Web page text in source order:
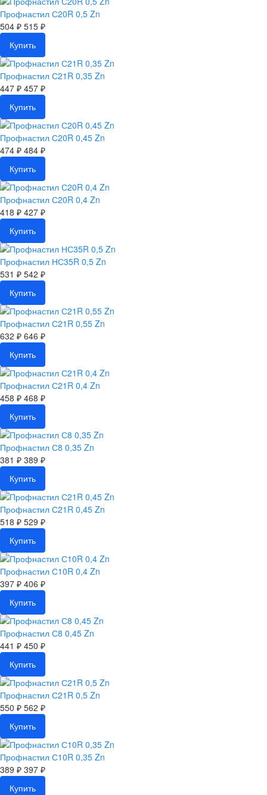
Профнастил С20R 0,5 Zn
504 ₽ 515 ₽
Купить
Профнастил С21R 0,35 Zn
447 ₽ 457 ₽
Купить
Профнастил С20R 0,45 Zn
474 ₽ 484 ₽
Купить
Профнастил С20R 0,4 Zn
418 ₽ 427 ₽
Купить
Профнастил НС35R 0,5 Zn
531 ₽ 542 ₽
Купить
Профнастил С21R 0,55 Zn
632 ₽ 646 ₽
Купить
Профнастил С21R 0,4 Zn
458 ₽ 468 ₽
Купить
Профнастил С8 0,35 Zn
381 ₽ 389 ₽
Купить
Профнастил С21R 0,45 Zn
518 ₽ 529 ₽
Купить
Профнастил С10R 0,4 Zn
397 ₽ 406 ₽
Купить
Профнастил С8 0,45 Zn
441 ₽ 450 ₽
Купить
Профнастил С21R 0,5 Zn
550 ₽ 562 ₽
Купить
Профнастил С10R 0,35 Zn
389 ₽ 397 ₽
Купить